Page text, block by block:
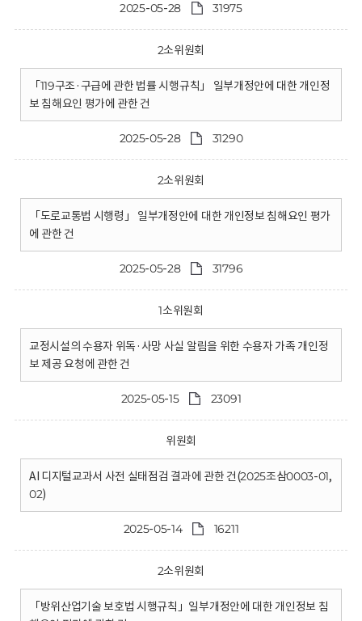
2025-05-28 31975
2소위원회
「119구조·구급에 관한 법률 시행규칙」 일부개정안에 대한 개인정
보 침해요인 평가에 관한 건
2025-05-28 31290
2소위원회
「도로교통법 시행령」 일부개정안에 대한 개인정보 침해요인 평가
에 관한 건
2025-05-28 31796
1소위원회
교정시설의 수용자 위독·사망 사실 알림을 위한 수용자 가족 개인정
보 제공 요청에 관한 건
2025-05-15 23091
위원회
AI 디지털교과서 사전 실태점검 결과에 관한 건(2025조삼0003-01,
02)
2025-05-14 16211
2소위원회
「방위산업기술 보호법 시행규칙」일부개정안에 대한 개인정보 침